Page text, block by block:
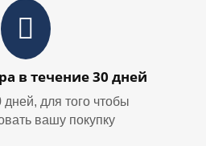
в течение 30 дней
дней, для того чтобы
вашу покупку